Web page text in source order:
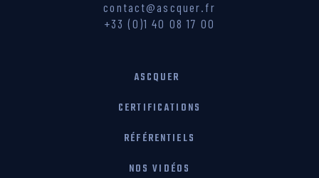
contact@ascquer.fr
+33 (0)1 40 08 17 00
ASCQUER
CERTIFICATIONS
RÉFÉRENTIELS
NOS VIDÉOS